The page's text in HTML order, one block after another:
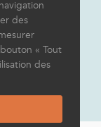
des
« Tout
des